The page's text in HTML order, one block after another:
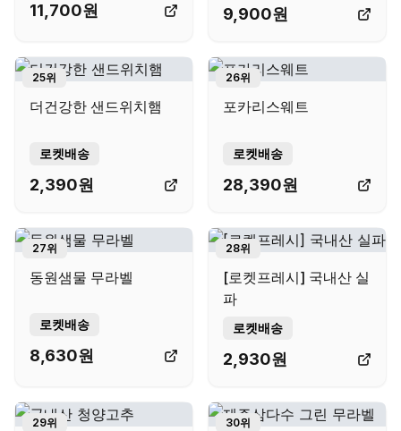
11,700원 9,900원
25위
더건강한 샌드위치햄
로켓배송
2,390원
26위
포카리스웨트
로켓배송
28,390원
27위
동원샘물 무라벨
로켓배송
8,630원
28위
[로켓프레시] 국내산 실
파
로켓배송
2,930원
29위 30위